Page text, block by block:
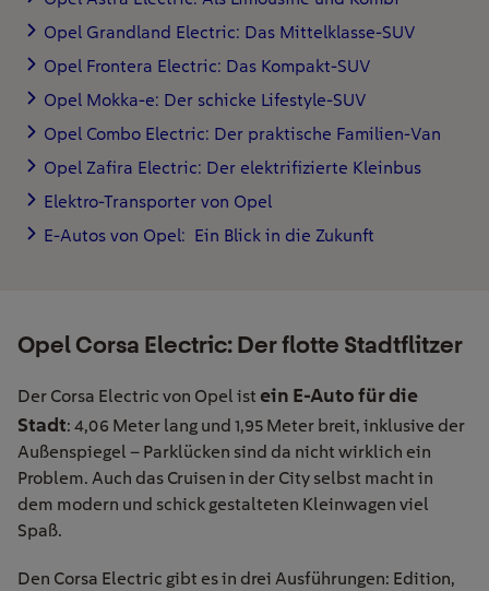
Opel Grandland Electric: Das Mittelklasse-SUV
Opel Frontera Electric: Das Kompakt-SUV
Opel Mokka-e: Der schicke Lifestyle-SUV
Opel Combo Electric: Der praktische Familien-Van
Opel Zafira Electric: Der elektrifizierte Kleinbus
Elektro-Transporter von Opel
E-Autos von Opel: Ein Blick in die Zukunft
Opel Corsa Electric: Der flotte Stadtflitzer
Der Corsa Electric von Opel ist ein E-Auto für die
Stadt: 4,06 Meter lang und 1,95 Meter breit, inklusive der
Außenspiegel – Parklücken sind da nicht wirklich ein
Problem. Auch das Cruisen in der City selbst macht in
dem modern und schick gestalteten Kleinwagen viel
Spaß.
Den Corsa Electric gibt es in drei Ausführungen: Edition,